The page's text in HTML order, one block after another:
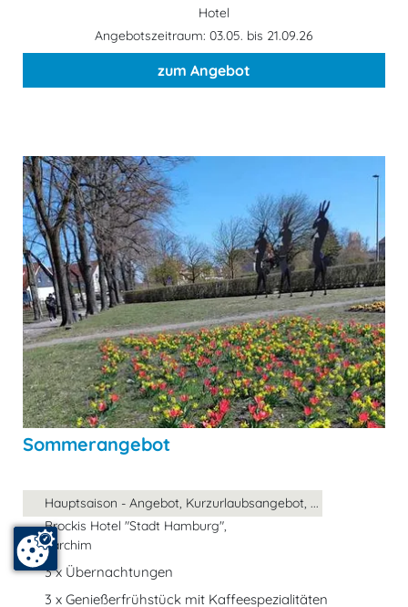
Hotel
Angebotszeitraum: 03.05. bis 21.09.26
zum Angebot
Sommerangebot
Hauptsaison - Angebot, Kurzurlaubsangebot, ...
Brockis Hotel "Stadt Hamburg",
Parchim
3 x Übernachtungen
3 x Genießerfrühstück mit Kaffeespezialitäten